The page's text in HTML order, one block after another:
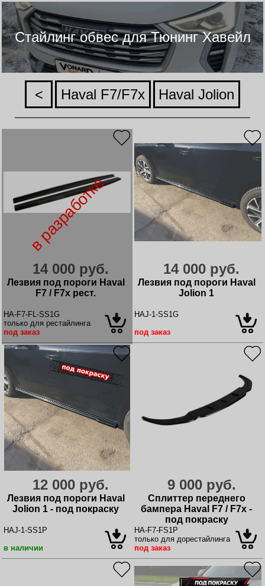
Стайлинг обвес для Тюнинг Хавейл
< Haval F7/F7x Haval Jolion
в разработке
14 000 руб.
Лезвия под пороги Haval
F7 / F7x рест.
HA-F7-FL-SS1G
только для рестайлинга
под заказ
14 000 руб.
Лезвия под пороги Haval
Jolion 1
HAJ-1-SS1G
под заказ
12 000 руб.
Лезвия под пороги Haval
Jolion 1 - под покраску
HAJ-1-SS1P
в наличии
9 000 руб.
Сплиттер переднего
бампера Haval F7 / F7x -
под покраску
HA-F7-FS1P
только для дорестайлинга
под заказ